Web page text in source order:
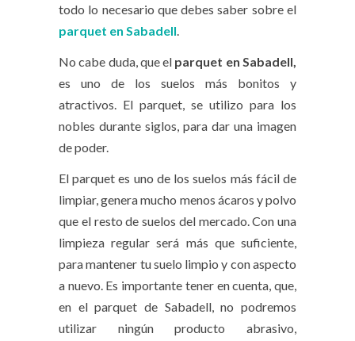
todo lo necesario que debes saber sobre el
parquet en Sabadell.
No cabe duda, que el parquet en Sabadell,
es uno de los suelos más bonitos y
atractivos. El parquet, se utilizo para los
nobles durante siglos, para dar una imagen
de poder.
El parquet es uno de los suelos más fácil de
limpiar, genera mucho menos ácaros y polvo
que el resto de suelos del mercado. Con una
limpieza regular será más que suficiente,
para mantener tu suelo limpio y con aspecto
a nuevo. Es importante tener en cuenta, que,
en el parquet de Sabadell, no podremos
utilizar ningún producto abrasivo,